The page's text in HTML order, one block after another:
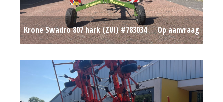
Krone Swadro 807 hark (ZUI) #783034 Op aanvraag